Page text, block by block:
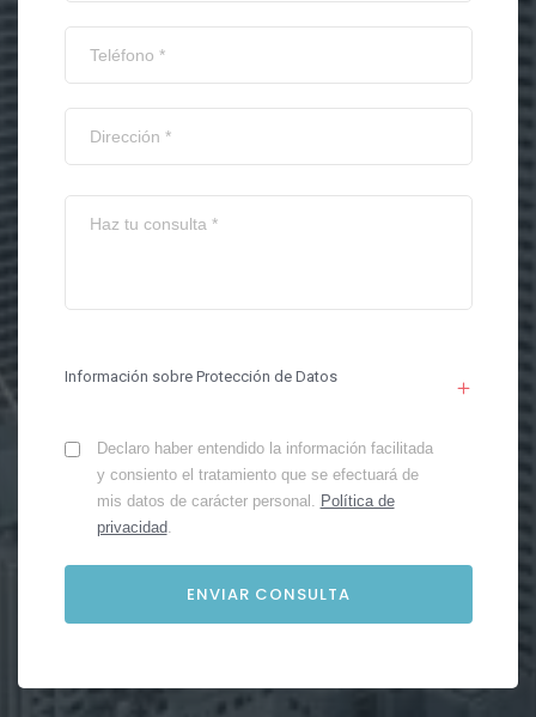
Información sobre Protección de Datos
Declaro haber entendido la información facilitada
y consiento el tratamiento que se efectuará de
mis datos de carácter personal. Política de
privacidad.